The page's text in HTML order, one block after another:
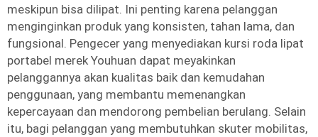
meskipun bisa dilipat. Ini penting karena pelanggan
menginginkan produk yang konsisten, tahan lama, dan
fungsional. Pengecer yang menyediakan kursi roda lipat
portabel merek Youhuan dapat meyakinkan
pelanggannya akan kualitas baik dan kemudahan
penggunaan, yang membantu memenangkan
kepercayaan dan mendorong pembelian berulang. Selain
itu, bagi pelanggan yang membutuhkan skuter mobilitas,